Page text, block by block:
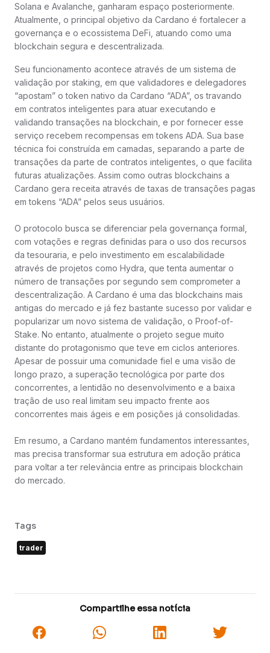
Solana e Avalanche, ganharam espaço posteriormente.
Atualmente, o principal objetivo da Cardano é fortalecer a
governança e o ecossistema DeFi, atuando como uma
blockchain segura e descentralizada.
Seu funcionamento acontece através de um sistema de
validação por staking, em que validadores e delegadores
“apostam” o token nativo da Cardano “ADA”, os travando
em contratos inteligentes para atuar executando e
validando transações na blockchain, e por fornecer esse
serviço recebem recompensas em tokens ADA. Sua base
técnica foi construída em camadas, separando a parte de
transações da parte de contratos inteligentes, o que facilita
futuras atualizações. Assim como outras blockchains a
Cardano gera receita através de taxas de transações pagas
em tokens “ADA” pelos seus usuários.
O protocolo busca se diferenciar pela governança formal,
com votações e regras definidas para o uso dos recursos
da tesouraria, e pelo investimento em escalabilidade
através de projetos como Hydra, que tenta aumentar o
número de transações por segundo sem comprometer a
descentralização. A Cardano é uma das blockchains mais
antigas do mercado e já fez bastante sucesso por validar e
popularizar um novo sistema de validação, o Proof-of-
Stake. No entanto, atualmente o projeto segue muito
distante do protagonismo que teve em ciclos anteriores.
Apesar de possuir uma comunidade fiel e uma visão de
longo prazo, a superação tecnológica por parte dos
concorrentes, a lentidão no desenvolvimento e a baixa
tração de uso real limitam seu impacto frente aos
concorrentes mais ágeis e em posições já consolidadas.
Em resumo, a Cardano mantém fundamentos interessantes,
mas precisa transformar sua estrutura em adoção prática
para voltar a ter relevância entre as principais blockchain
do mercado.
Tags
trader
Compartilhe essa notícia